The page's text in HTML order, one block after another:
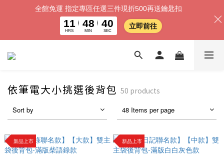
依筆電大小挑選後背包 50 products
Sort by 48 Items per page
新品上市 新品上市
全館免運 指定專區任選三件現折500再送鑰匙扣
11
HRS
48
MIN
40
SEC
立即前往